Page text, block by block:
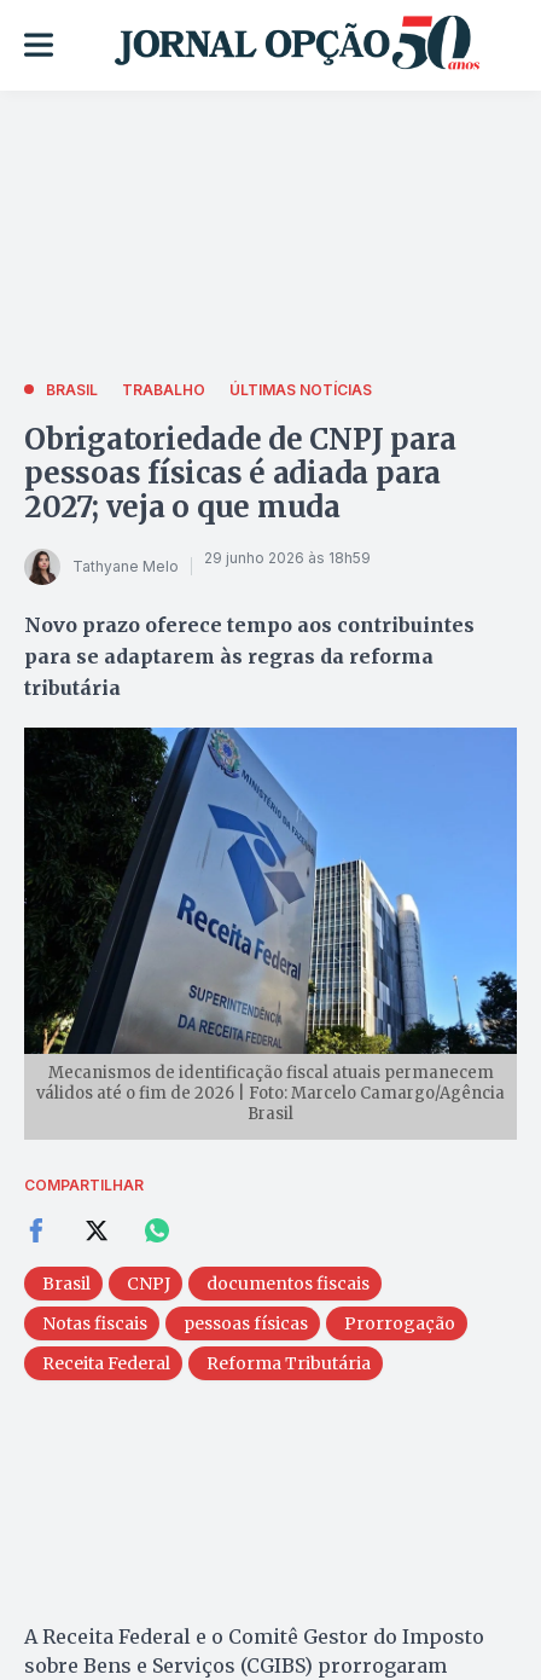
BRASIL TRABALHO ÚLTIMAS NOTÍCIAS
Obrigatoriedade de CNPJ para
pessoas físicas é adiada para
2027; veja o que muda
Tathyane Melo 29 junho 2026 às 18h59
Novo prazo oferece tempo aos contribuintes
para se adaptarem às regras da reforma
tributária
Mecanismos de identificação fiscal atuais permanecem
válidos até o fim de 2026 | Foto: Marcelo Camargo/Agência
Brasil
COMPARTILHAR
Brasil CNPJ
documentos fiscais
Notas fiscais
pessoas físicas
Prorrogação
Receita Federal
Reforma Tributária
A Receita Federal e o Comitê Gestor do Imposto
sobre Bens e Serviços (CGIBS) prorrogaram